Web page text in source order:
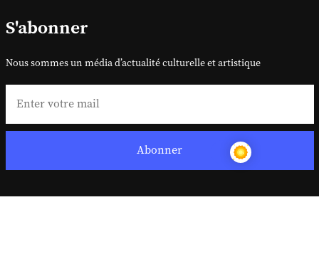
S'abonner
Nous sommes un média d’actualité culturelle et artistique
Abonner